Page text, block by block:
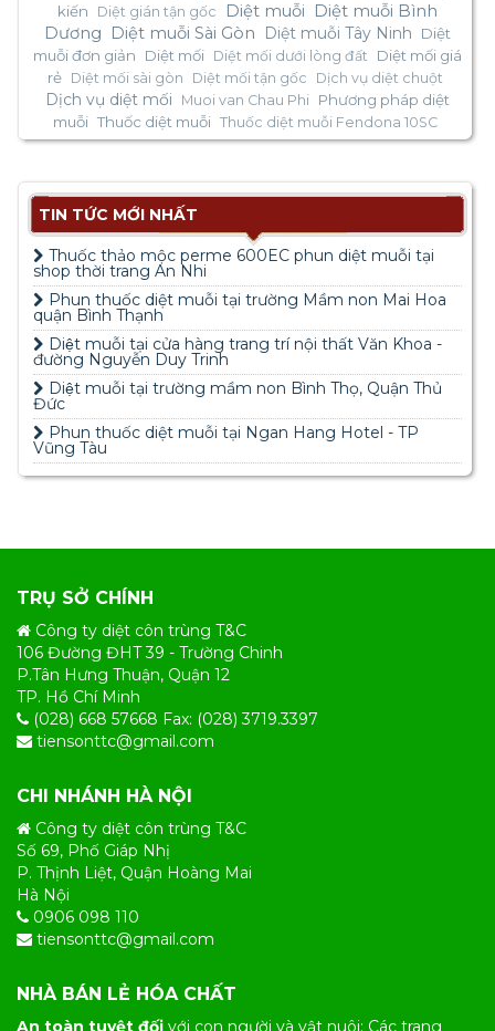
kiến
Diệt gián tận gốc Diệt muỗi
Diệt muỗi Bình
Dương
Diệt muỗi Sài Gòn Diệt muỗi Tây Ninh
Diệt
muỗi đơn giản
Diệt mối Diệt mối dưới lòng đất
Diệt mối giá
rẻ Diệt mối sài gòn Diệt mối tận gốc Dịch vụ diệt chuột
Dịch vụ diệt mối Muoi van Chau Phi
Phương pháp diệt
muỗi Thuốc diệt muỗi Thuốc diệt muỗi Fendona 10SC
TIN TỨC MỚI NHẤT
Thuốc thảo mộc perme 600EC phun diệt muỗi tại
shop thời trang An Nhi
Phun thuốc diệt muỗi tại trường Mầm non Mai Hoa
quận Bình Thạnh
Diệt muỗi tại cửa hàng trang trí nội thất Văn Khoa -
đường Nguyễn Duy Trinh
Diệt muỗi tại trường mầm non Bình Thọ, Quận Thủ
Đức
Phun thuốc diệt muỗi tại Ngan Hang Hotel - TP
Vũng Tàu
TRỤ SỞ CHÍNH
Công ty diệt côn trùng T&C
106 Đường ĐHT 39 - Trường Chinh
P.Tân Hưng Thuận, Quận 12
TP. Hồ Chí Minh
(028) 668 57668 Fax: (028) 3719.3397
tiensonttc@gmail.com
CHI NHÁNH HÀ NỘI
Công ty diệt côn trùng T&C
Số 69, Phố Giáp Nhị
P. Thịnh Liệt, Quận Hoàng Mai
Hà Nội
0906 098 110
tiensonttc@gmail.com
NHÀ BÁN LẺ HÓA CHẤT
An toàn tuyệt đối với con người và vật nuôi: Các trang